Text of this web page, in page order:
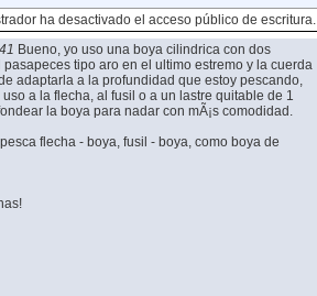
ha desactivado el acceso público de escritura.
Bueno, yo uso una boya cilindrica con dos
tipo aro en el ultimo estremo y la cuerda
adaptarla a la profundidad que estoy pescando,
a la flecha, al fusil o a un lastre quitable de 1
la boya para nadar con mÃ¡s comodidad.
flecha - boya, fusil - boya, como boya de